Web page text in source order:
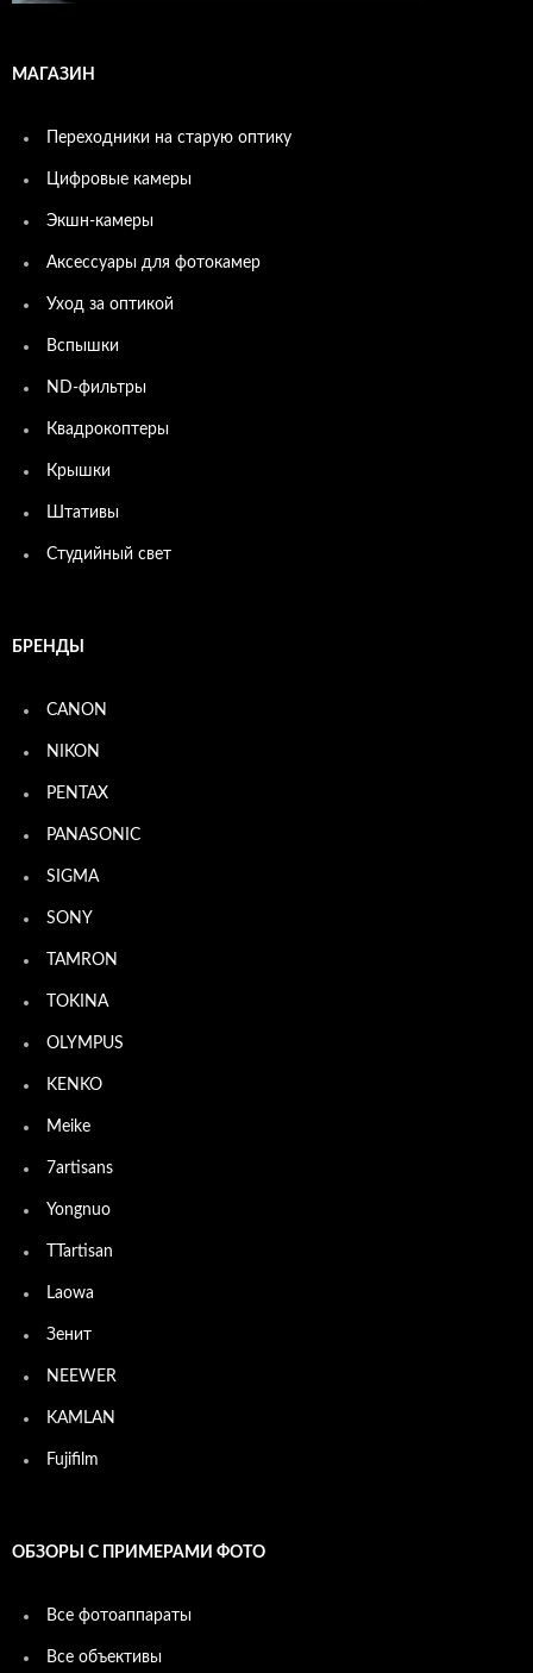
МАГАЗИН
Переходники на старую оптику
Цифровые камеры
Экшн-камеры
Аксессуары для фотокамер
Уход за оптикой
Вспышки
ND-фильтры
Квадрокоптеры
Крышки
Штативы
Студийный свет
БРЕНДЫ
CANON
NIKON
PENTAX
PANASONIC
SIGMA
SONY
TAMRON
TOKINA
OLYMPUS
KENKO
Meike
7artisans
Yongnuo
TTartisan
Laowa
Зенит
NEEWER
KAMLAN
Fujifilm
ОБЗОРЫ С ПРИМЕРАМИ ФОТО
Все фотоаппараты
Все объективы